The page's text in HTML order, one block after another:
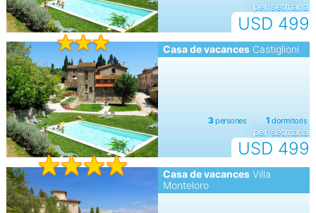
USD 499
per setmana
Casa de vacancesCastiglioni
USD 499
per setmana
Casa de vacancesVilla
Monteloro